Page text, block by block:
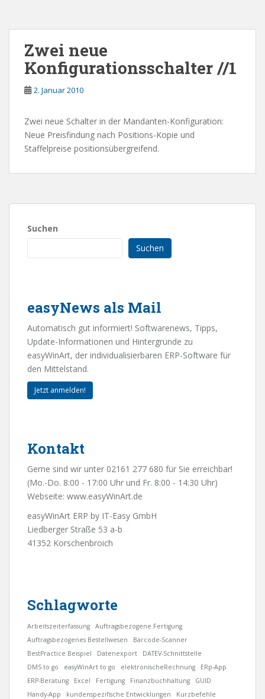
Zwei neue
Konfigurationsschalter //1
2. Januar 2010
Zwei neue Schalter in der Mandanten-Konfiguration:
Neue Preisfindung nach Positions-Kopie und
Staffelpreise positionsübergreifend.
Suchen
Suchen
easyNews als Mail
Automatisch gut informiert! Softwarenews, Tipps,
Update-Informationen und Hintergründe zu
easyWinArt, der individualisierbaren ERP-Software für
den Mittelstand.
Jetzt anmelden!
Kontakt
Gerne sind wir unter 02161 277 680 für Sie erreichbar!
(Mo.-Do. 8:00 - 17:00 Uhr und Fr. 8:00 - 14:30 Uhr)
Webseite: www.easyWinArt.de
easyWinArt ERP by IT-Easy GmbH
Liedberger Straße 53 a-b
41352 Korschenbroich
Schlagworte
Arbeitszeiterfassung
Auftragsbezogene Fertigung
Auftragsbezogenes Bestellwesen
Barcode-Scanner
BestPractice Beispiel
Datenexport
DATEV-Schnittstelle
DMS to go
easyWinArt to go elektronischeRechnung
ERp-App
ERP-Beratung
Excel Fertigung Finanzbuchhaltung
GUID
Handy-App
kundenspezifische Entwicklungen
Kurzbefehle